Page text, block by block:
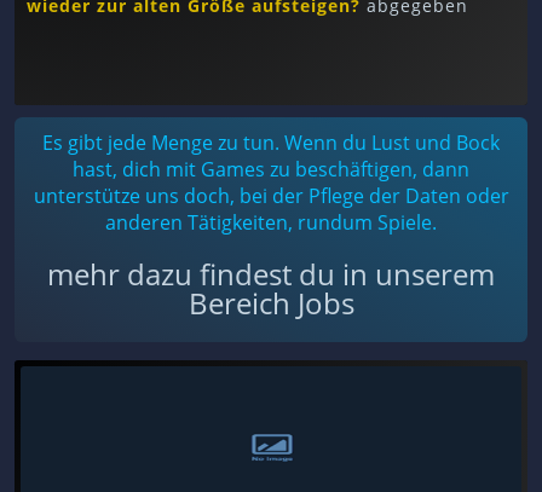
wieder zur alten Größe aufsteigen? abgegeben
Es gibt jede Menge zu tun. Wenn du Lust und Bock
hast, dich mit Games zu beschäftigen, dann
unterstütze uns doch, bei der Pflege der Daten oder
anderen Tätigkeiten, rundum Spiele.
mehr dazu findest du in unserem
Bereich Jobs